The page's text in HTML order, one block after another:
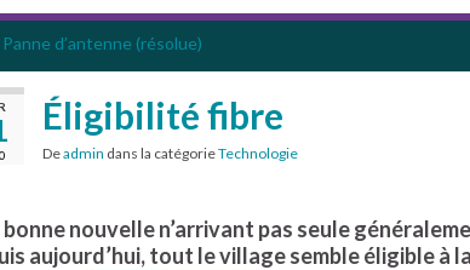
Panne d’antenne (résolue)
Éligibilité fibre
Deadmin dans la catégorieTechnologie
bonne nouvelle n’arrivant pas seule
aujourd’hui, tout le village semble éligible à